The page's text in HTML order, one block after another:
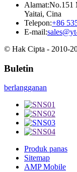
Alamat:No.151
Yaitai, Cina
Telepon:+86
E-mail:
© Hak Cipta - 2010-
Buletin
berlangganan
Produk panas
Sitemap
AMP Mobile